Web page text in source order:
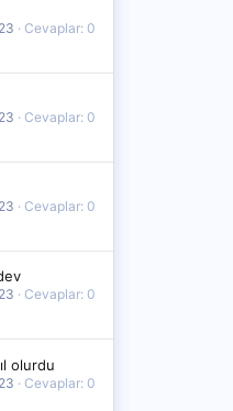
Cevaplar: 0
Cevaplar: 0
Cevaplar: 0
Cevaplar: 0
olurdu
Cevaplar: 0